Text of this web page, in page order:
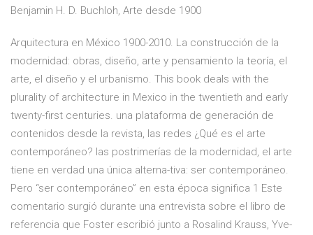
Benjamin H. D. Buchloh, Arte desde 1900
Arquitectura en México 1900-2010. La construcción de la
modernidad: obras, diseño, arte y pensamiento la teoría, el
arte, el diseño y el urbanismo. This book deals with the
plurality of architecture in Mexico in the twentieth and early
twenty-first centuries. una plataforma de generación de
contenidos desde la revista, las redes ¿Qué es el arte
contemporáneo? las postrimerías de la modernidad, el arte
tiene en verdad una única alterna-tiva: ser contemporáneo.
Pero “ser contemporáneo” en esta época significa 1 Este
comentario surgió durante una entrevista sobre el libro de
referencia que Foster escribió junto a Rosalind Krauss, Yve-